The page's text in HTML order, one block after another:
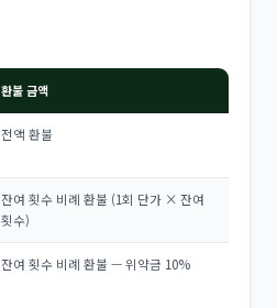
환불 금액
전액 환불
잔여 횟수 비례 환불 (1회 단가 × 잔여
횟수)
잔여 횟수 비례 환불 — 위약금 10%